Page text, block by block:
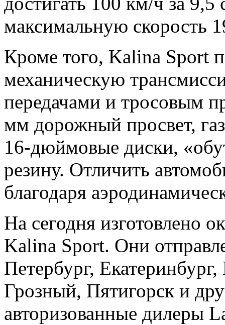
максимальную скорость
Кроме того, Kalina Sport
механическую
передачами и тросовым
мм дорожный просвет,
16-дюймовые диски,
резину. Отличить
благодаря
На сегодня изготовлено
Kalina Sport. Они
Петербург,
Грозный, Пятигорск и
авторизованные дилеры